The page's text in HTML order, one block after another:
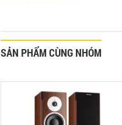
SẢN PHẨM CÙNG NHÓM